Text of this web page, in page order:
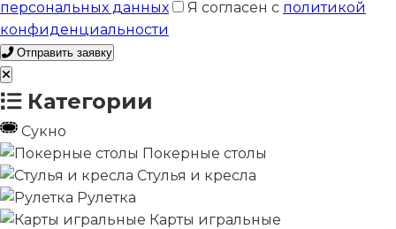
персональных данных
Я согласен с политикой
конфиденциальности
Отправить заявку
Категории
Сукно
Покерные столы
Стулья и кресла
Рулетка
Карты игральные